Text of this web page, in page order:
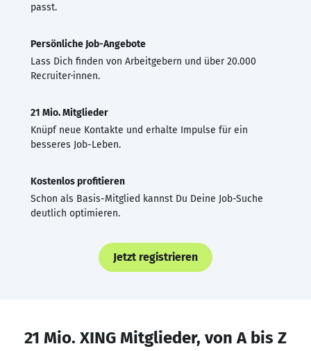
passt.
Persönliche Job-Angebote
Lass Dich finden von Arbeitgebern und über 20.000
Recruiter·innen.
21 Mio. Mitglieder
Knüpf neue Kontakte und erhalte Impulse für ein
besseres Job-Leben.
Kostenlos profitieren
Schon als Basis-Mitglied kannst Du Deine Job-Suche
deutlich optimieren.
Jetzt registrieren
21 Mio. XING Mitglieder, von A bis Z